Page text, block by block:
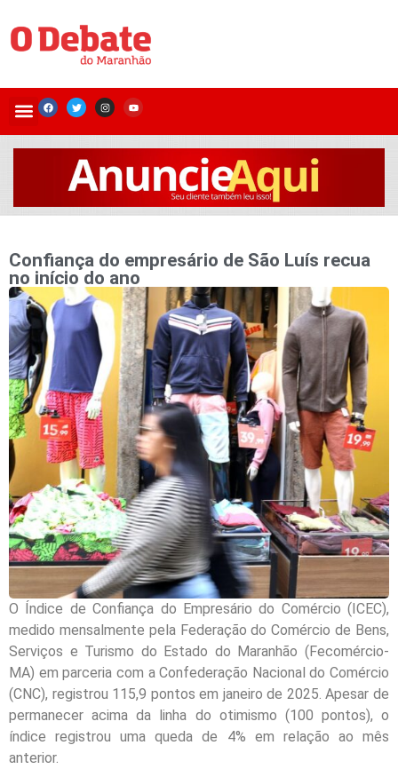
Confiança do empresário de São Luís recua
no início do ano
O Índice de Confiança do Empresário do Comércio (ICEC),
medido mensalmente pela Federação do Comércio de Bens,
Serviços e Turismo do Estado do Maranhão (Fecomércio-
MA) em parceria com a Confederação Nacional do Comércio
(CNC), registrou 115,9 pontos em janeiro de 2025. Apesar de
permanecer acima da linha do otimismo (100 pontos), o
índice registrou uma queda de 4% em relação ao mês
anterior.